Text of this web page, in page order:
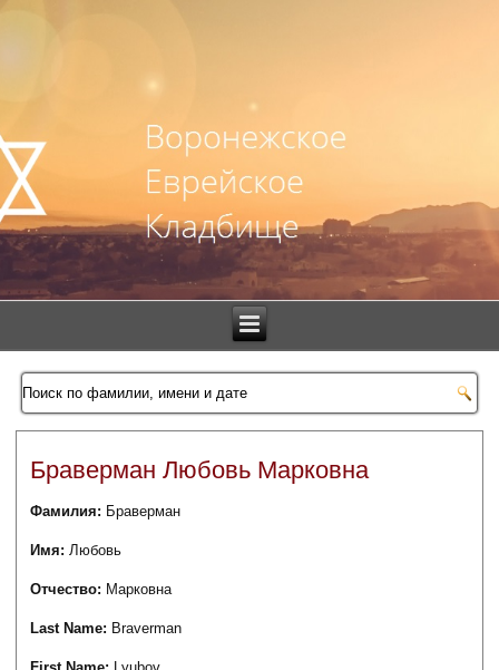
Браверман Любовь Марковна
Фамилия: Браверман
Имя:Любовь
Отчество: Марковна
Last Name: Braverman